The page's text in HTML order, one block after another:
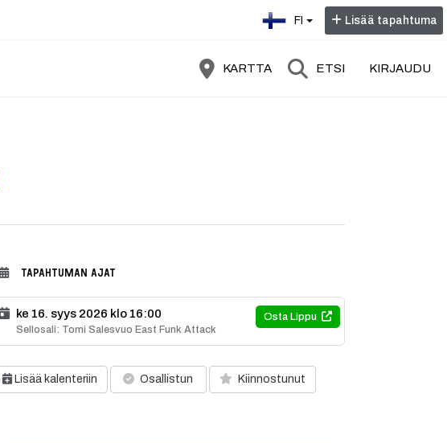
FI Lisää tapahtuma
KARTTA ETSI KIRJAUDU
lavalle nousee bändin kanssa erityiseen ystävien iltaan musiikin monitoimimies
TAPAHTUMAN AJAT
Osta Lippu
ke 16. syys 2026 klo 16:00
Sellosali: Tomi Salesvuo East Funk Attack
Lisää kalenteriin Osallistun Kiinnostunut